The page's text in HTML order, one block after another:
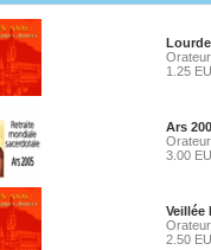
1.25
Ars
3.00
Veillée
2.50